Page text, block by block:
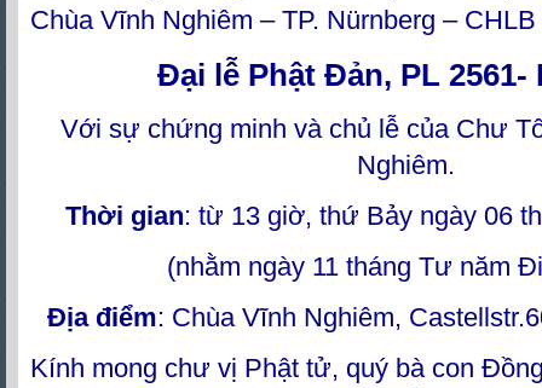
Chùa Vĩnh Nghiêm – TP. Nürnberg –
Đại lễ Phật Đản, PL 2561-
Với sự chứng minh và chủ lễ của Chư
Nghiêm.
Thời gian: từ 13 giờ, thứ Bảy ngày 06
(nhằm ngày 11 tháng Tư năm
Địa điểm: Chùa Vĩnh Nghiêm,
Kính mong chư vị Phật tử, quý bà con